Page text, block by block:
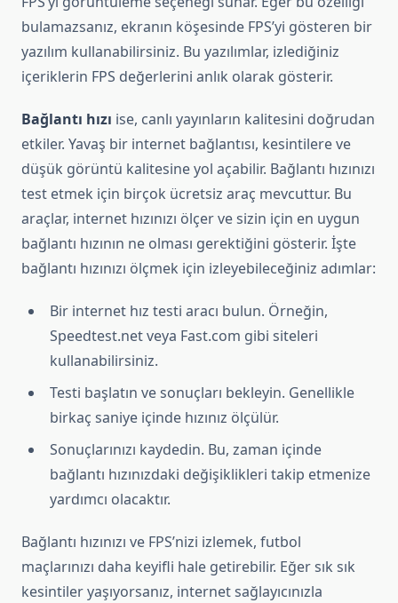
bulamazsanız, ekranın köşesinde FPS’yi gösteren bir
yazılım kullanabilirsiniz. Bu yazılımlar, izlediğiniz
içeriklerin FPS değerlerini anlık olarak gösterir.
Bağlantı hızı ise, canlı yayınların kalitesini doğrudan
etkiler. Yavaş bir internet bağlantısı, kesintilere ve
düşük görüntü kalitesine yol açabilir. Bağlantı hızınızı
test etmek için birçok ücretsiz araç mevcuttur. Bu
araçlar, internet hızınızı ölçer ve sizin için en uygun
bağlantı hızının ne olması gerektiğini gösterir. İşte
bağlantı hızınızı ölçmek için izleyebileceğiniz adımlar:
Bir internet hız testi aracı bulun. Örneğin,
Speedtest.net veya Fast.com gibi siteleri
kullanabilirsiniz.
Testi başlatın ve sonuçları bekleyin. Genellikle
birkaç saniye içinde hızınız ölçülür.
Sonuçlarınızı kaydedin. Bu, zaman içinde
bağlantı hızınızdaki değişiklikleri takip etmenize
yardımcı olacaktır.
Bağlantı hızınızı ve FPS’nizi izlemek, futbol
maçlarınızı daha keyifli hale getirebilir. Eğer sık sık
kesintiler yaşıyorsanız, internet sağlayıcınızla